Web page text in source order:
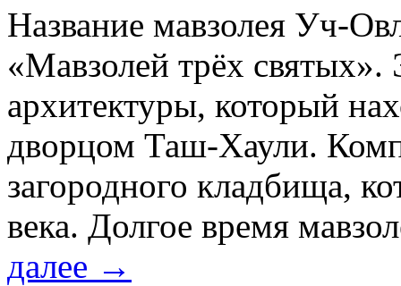
Название мавзолея Уч-
«Мавзолей трёх
архитектуры, который
дворцом Таш-Хаули.
загородного кладбища,
века. Долгое время
далее →